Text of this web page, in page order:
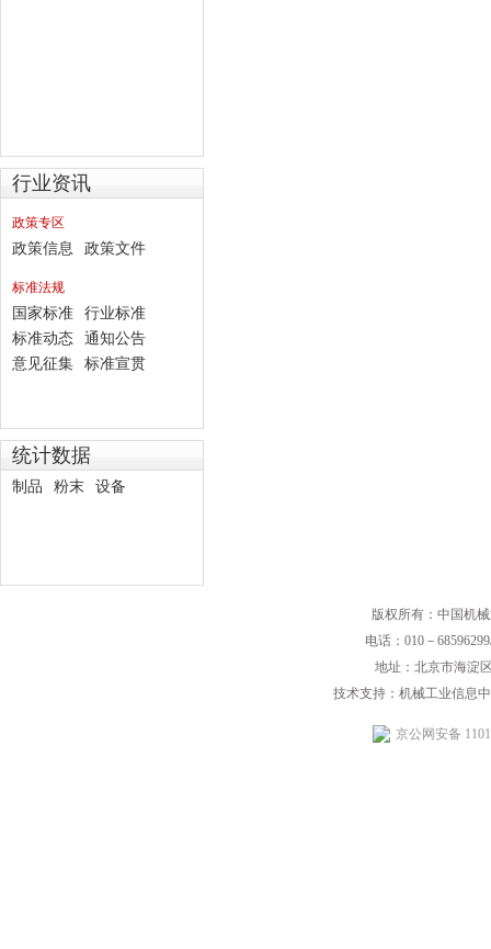
行业资讯
政策专区
政策信息 政策文件
标准法规
国家标准
行业标准
标准动态
通知公告
意见征集
标准宣贯
统计数据
制品 粉末 设备
版权所有：中国机
电话：010－
地址：北京市海淀
技术支持：机械工业信息
京公网安备